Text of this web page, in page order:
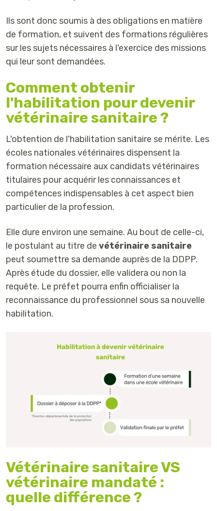
Ils sont donc soumis à des obligations en matière
de formation, et suivent des formations régulières
sur les sujets nécessaires à l'exercice des missions
qui leur sont demandées.
Comment obtenir
l'habilitation pour devenir
vétérinaire sanitaire ?
L'obtention de l'habilitation sanitaire se mérite. Les
écoles nationales vétérinaires dispensent la
formation nécessaire aux candidats vétérinaires
titulaires pour acquérir les connaissances et
compétences indispensables à cet aspect bien
particulier de la profession.
Elle dure environ une semaine. Au bout de celle-ci,
le postulant au titre de vétérinaire sanitaire
peut soumettre sa demande auprès de la DDPP.
Après étude du dossier, elle validera ou non la
requête. Le préfet pourra enfin officialiser la
reconnaissance du professionnel sous sa nouvelle
habilitation.
Vétérinaire sanitaire VS
vétérinaire mandaté :
quelle différence ?